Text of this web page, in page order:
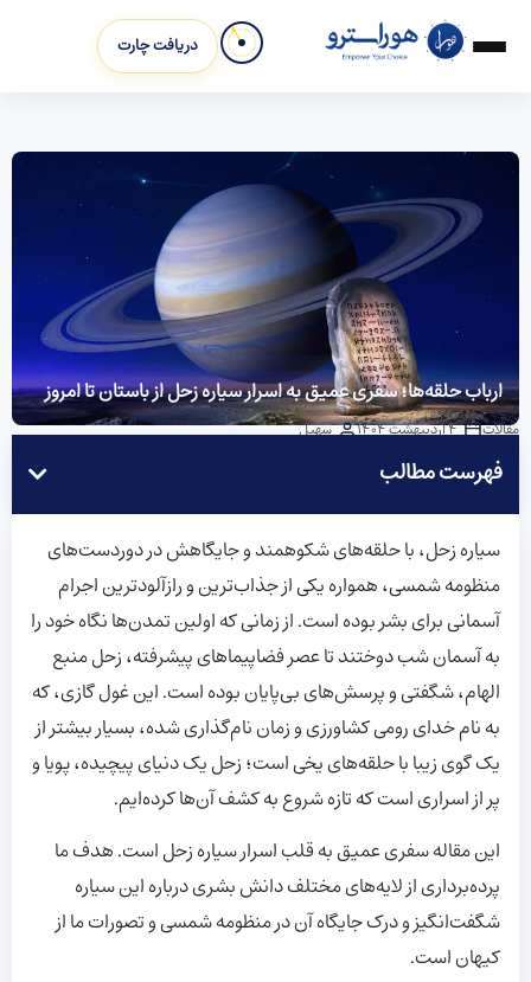
دریافت چارت
ارباب حلقه‌ها؛ سفری عمیق به اسرار سیاره زحل از باستان تا امروز
مقالات 4 اردیبهشت 1404 سهیل
فهرست مطالب
سیاره زحل، با حلقه‌های شکوهمند و جایگاهش در دوردست‌های
منظومه شمسی، همواره یکی از جذاب‌ترین و رازآلودترین اجرام
آسمانی برای بشر بوده است. از زمانی که اولین تمدن‌ها نگاه خود را
به آسمان شب دوختند تا عصر فضاپیماهای پیشرفته، زحل منبع
الهام، شگفتی و پرسش‌های بی‌پایان بوده است. این غول گازی، که
به نام خدای رومی کشاورزی و زمان نام‌گذاری شده، بسیار بیشتر از
یک گوی زیبا با حلقه‌های یخی است؛ زحل یک دنیای پیچیده، پویا و
پر از اسراری است که تازه شروع به کشف آن‌ها کرده‌ایم.
این مقاله سفری عمیق به قلب اسرار سیاره زحل است. هدف ما
پرده‌برداری از لایه‌های مختلف دانش بشری درباره این سیاره
شگفت‌انگیز و درک جایگاه آن در منظومه شمسی و تصورات ما از
کیهان است.